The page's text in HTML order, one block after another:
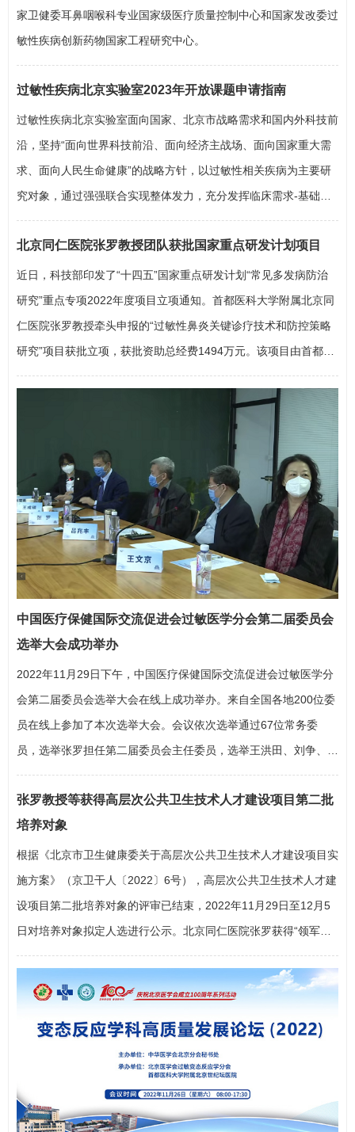
家卫健委耳鼻咽喉科专业国家级医疗质量控制中心和国家发改委过
敏性疾病创新药物国家工程研究中心。
过敏性疾病北京实验室2023年开放课题申请指南
过敏性疾病北京实验室面向国家、北京市战略需求和国内外科技前
沿，坚持“面向世界科技前沿、面向经济主战场、面向国家重大需
求、面向人民生命健康”的战略方针，以过敏性相关疾病为主要研
究对象，通过强强联合实现整体发力，充分发挥临床需求-基础研
究-技术研发-产业转化链条无缝对接和传动作用，将该实验室建设
成为以过敏性疾病研究为主、融合多学科优势的人才培养基地和研
发中心，推动北京地区在过敏性疾病研究领域成为国内领先…
北京同仁医院张罗教授团队获批国家重点研发计划项目
近日，科技部印发了“十四五”国家重点研发计划“常见多发病防治
研究”重点专项2022年度项目立项通知。首都医科大学附属北京同
仁医院张罗教授牵头申报的“过敏性鼻炎关键诊疗技术和防控策略
研究”项目获批立项，获批资助总经费1494万元。该项目由首都医
科大学附属北京同仁医院牵头，联合复旦大学附属眼耳鼻喉科医
院、中山大学附属第三医院、首都医科大学、烟台毓璜顶医院、华
中科技大学同济医学院附属协和医院、同济大学等十家单位…
中国医疗保健国际交流促进会过敏医学分会第二届委员会
选举大会成功举办
2022年11月29日下午，中国医疗保健国际交流促进会过敏医学分
会第二届委员会选举大会在线上成功举办。来自全国各地200位委
员在线上参加了本次选举大会。会议依次选举通过67位常务委
员，选举张罗担任第二届委员会主任委员，选举王洪田、刘争、李
华斌、李靖、杨钦泰、邱前辉、余洪猛、宋西成、郭胤仕、程雷、
魏庆宇担任副主任委员，选举王成硕、张媛担任秘书长和副秘书
长，并推举了总会理事和常务理事候选人。
届…
张罗教授等获得高层次公共卫生技术人才建设项目第二批
培养对象
根据《北京市卫生健康委关于高层次公共卫生技术人才建设项目实
施方案》（京卫干人〔2022〕6号），高层次公共卫生技术人才建
设项目第二批培养对象的评审已结束，2022年11月29日至12月5
日对培养对象拟定人选进行公示。北京同仁医院张罗获得“领军人
才”培养对象，眼肌科傅晶、眼角膜科接英、足踝外科张明珠获
得“学科带头人”培养对象，北京市耳鼻咽喉科研究所王硕、传统医